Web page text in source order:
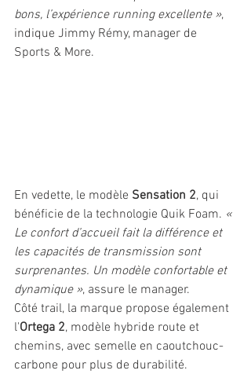
bons, l’expérience running excellente »,
indique Jimmy Rémy, manager de
Sports & More.
En vedette, le modèle Sensation 2, qui
bénéficie de la technologie Quik Foam. «
Le confort d’accueil fait la différence et
les capacités de transmission sont
surprenantes. Un modèle confortable et
dynamique », assure le manager.
Côté trail, la marque propose également
l'Ortega 2, modèle hybride route et
chemins, avec semelle en caoutchouc-
carbone pour plus de durabilité.